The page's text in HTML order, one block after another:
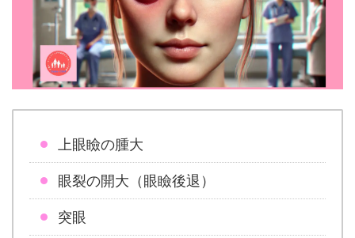
上眼瞼の腫大
眼裂の開大（眼瞼後退）
突眼